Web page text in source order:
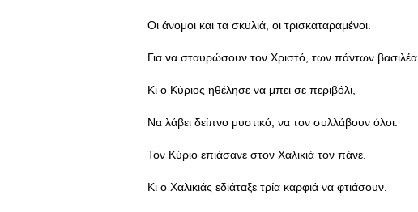
Οι άνομοι και τα σκυλιά, οι τρισκαταραμένοι.
Για να σταυρώσουν τον Χριστό, των πάντων βασιλέα.
Κι ο Κύριος ηθέλησε να μπει σε περιβόλι,
Να λάβει δείπνο μυστικό, να τον συλλάβουν όλοι.
Τον Κύριο επιάσανε στον Χαλικιά τον πάνε.
Κι ο Χαλικιάς εδιάταξε τρία καρφιά να φτιάσουν.